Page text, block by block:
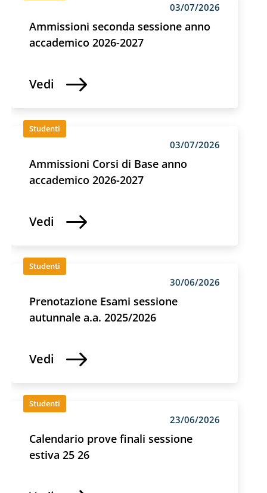
03/07/2026
Ammissioni seconda sessione anno
accademico 2026-2027
Vedi
Studenti
03/07/2026
Ammissioni Corsi di Base anno
accademico 2026-2027
Vedi
Studenti
30/06/2026
Prenotazione Esami sessione
autunnale a.a. 2025/2026
Vedi
Studenti
23/06/2026
Calendario prove finali sessione
estiva 25 26